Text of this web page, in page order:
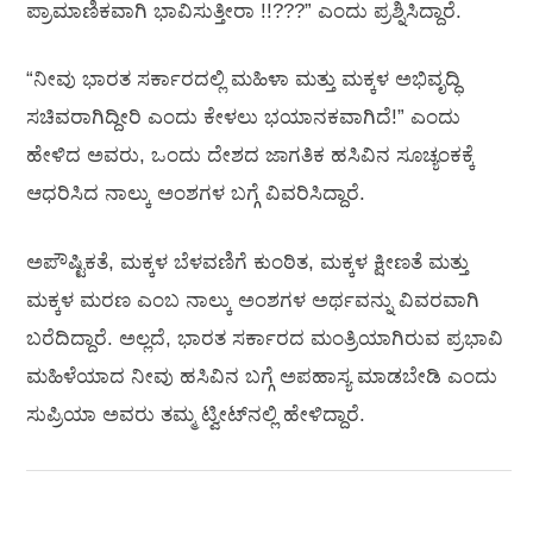
ಪ್ರಾಮಾಣಿಕವಾಗಿ ಭಾವಿಸುತ್ತೀರಾ !!???” ಎಂದು ಪ್ರಶ್ನಿಸಿದ್ದಾರೆ.
“ನೀವು ಭಾರತ ಸರ್ಕಾರದಲ್ಲಿ ಮಹಿಳಾ ಮತ್ತು ಮಕ್ಕಳ ಅಭಿವೃದ್ಧಿ
ಸಚಿವರಾಗಿದ್ದೀರಿ ಎಂದು ಕೇಳಲು ಭಯಾನಕವಾಗಿದೆ!” ಎಂದು
ಹೇಳಿದ ಅವರು, ಒಂದು ದೇಶದ ಜಾಗತಿಕ ಹಸಿವಿನ ಸೂಚ್ಯಂಕಕ್ಕೆ
ಆಧರಿಸಿದ ನಾಲ್ಕು ಅಂಶಗಳ ಬಗ್ಗೆ ವಿವರಿಸಿದ್ದಾರೆ.
ಅಪೌಷ್ಟಿಕತೆ, ಮಕ್ಕಳ ಬೆಳವಣಿಗೆ ಕುಂಠಿತ, ಮಕ್ಕಳ ಕ್ಷೀಣತೆ ಮತ್ತು
ಮಕ್ಕಳ ಮರಣ ಎಂಬ ನಾಲ್ಕು ಅಂಶಗಳ ಅರ್ಥವನ್ನು ವಿವರವಾಗಿ
ಬರೆದಿದ್ದಾರೆ. ಅಲ್ಲದೆ, ಭಾರತ ಸರ್ಕಾರದ ಮಂತ್ರಿಯಾಗಿರುವ ಪ್ರಭಾವಿ
ಮಹಿಳೆಯಾದ ನೀವು ಹಸಿವಿನ ಬಗ್ಗೆ ಅಪಹಾಸ್ಯ ಮಾಡಬೇಡಿ ಎಂದು
ಸುಪ್ರಿಯಾ ಅವರು ತಮ್ಮ ಟ್ವೀಟ್‌ನಲ್ಲಿ ಹೇಳಿದ್ದಾರೆ.